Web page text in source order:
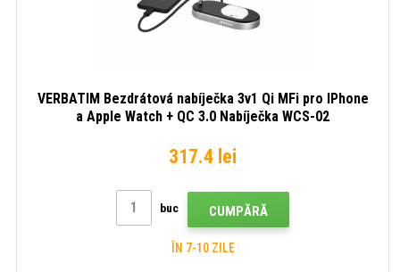
VERBATIM Bezdrátová nabíječka 3v1 Qi MFi pro IPhone
a Apple Watch + QC 3.0 Nabíječka WCS-02
317.4 lei
buc CUMPĂRĂ
ÎN 7-10 ZILE